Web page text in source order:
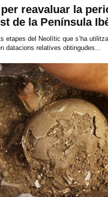
reavaluar la
de la Península
etapes del Neolític que s’ha
datacions relatives obtingudes...